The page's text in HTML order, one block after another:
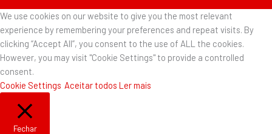
We use cookies on our website to give you the most relevant
experience by remembering your preferences and repeat visits. By
clicking “Accept All”, you consent to the use of ALL the cookies.
However, you may visit "Cookie Settings" to provide a controlled
consent.
Cookie Settings Aceitar todos Ler mais
Fechar